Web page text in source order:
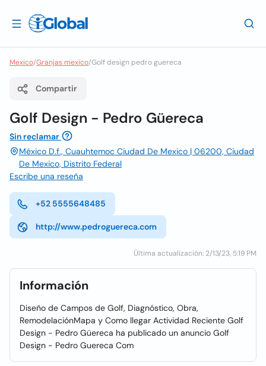
Mexico/Granjas mexico/Golf design pedro guereca
Compartir
Golf Design - Pedro Güereca
Sin reclamar
México D.f., Cuauhtemoc Ciudad De Mexico | 06200, Ciudad
De Mexico, Distrito Federal
Escribe una reseña
+52 5555648485
http://www.pedroguereca.com
Última actualización: 2/13/23, 5:19 PM
Información
Diseño de Campos de Golf, Diagnóstico, Obra,
RemodelaciónMapa y Como llegar Actividad Reciente Golf
Design - Pedro Güereca ha publicado un anuncio Golf
Design - Pedro Guereca Com